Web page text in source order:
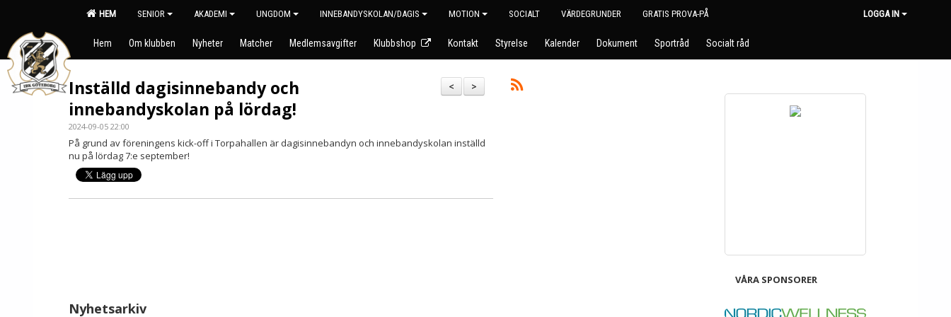
HEM SENIOR AKADEMI UNGDOM INNEBANDYSKOLAN/DAGIS MOTION SOCIALT VÄRDEGRUNDER GRATIS PROVA-PÅ LOGGA IN
Hem Om klubben Nyheter Matcher Medlemsavgifter Klubbshop Kontakt Styrelse Kalender Dokument Sportråd Socialt råd
>
<
Inställd dagisinnebandy och
innebandyskolan på lördag!
2024-09-05 22:00
På grund av föreningens kick-off i Torpahallen är dagisinnebandyn och innebandyskolan inställd
nu på lördag 7:e september!
Nyhetsarkiv
VÅRA SPONSORER